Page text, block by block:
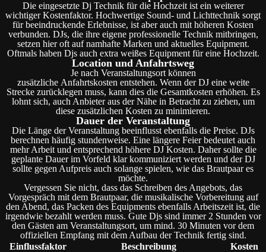
Die eingesetzte Dj Technik für die Hochzeit ist ein weiterer
wichtiger Kostenfaktor. Hochwertige Sound- und Lichttechnik sorgt
für beeindruckende Erlebnisse, ist aber auch mit höheren Kosten
verbunden. DJs, die ihre eigene professionelle Technik mitbringen,
setzen hier oft auf namhafte Marken und aktuelles Equipment.
Oftmals haben Djs auch extra weißes Equipment für eine Hochzeit.
Location und Anfahrtsweg
Je nach Veranstaltungsort können
zusätzliche Anfahrtskosten entstehen. Wenn der DJ eine weite
Strecke zurücklegen muss, kann dies die Gesamtkosten erhöhen. Es
lohnt sich, auch Anbieter aus der Nähe in Betracht zu ziehen, um
diese zusätzlichen Kosten zu minimieren.
Dauer der Veranstaltung
Die Länge der Veranstaltung beeinflusst ebenfalls die Preise. DJs
berechnen häufig stundenweise. Eine längere Feier bedeutet auch
mehr Arbeit und entsprechend höhere DJ Kosten. Daher sollte die
geplante Dauer im Vorfeld klar kommuniziert werden und der DJ
sollte gegen Aufpreis auch solange spielen, wie das Brautpaar es
möchte.
Vergessen Sie nicht, dass das Schreiben des Angebots, das
Vorgespräch mit dem Brautpaar, die musikalische Vorbereitung auf
den Abend, das Packen des Equipments ebenfalls Arbeitszeit ist, die
irgendwie bezahlt werden muss. Gute Djs sind immer 2 Stunden vor
den Gästen am Veranstaltungsort, um mind. 30 Minuten vor dem
offiziellen Empfang mit dem Aufbau der Technik fertig sind.
Einflussfaktor
Beschreibung
Kosten